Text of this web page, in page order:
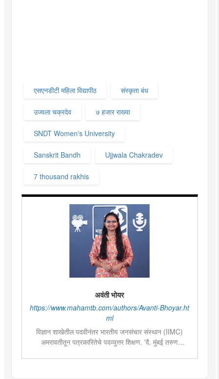
एसएनडीटी महिला विद्यापीठ संस्कृता बंध
उज्वला चक्रदेव ७ हजार राख्या
SNDT Women's University
Sanskrit Bandh Ujjwala Chakradev
7 thousand rakhis
अवंती भोयर
https://www.mahamtb.com/authors/Avanti-Bhoyar.ht
ml
विज्ञान शाखेतील पदवीनंतर भारतीय जनसंचार संस्थान (IIMC)
अमरावतीतून पत्रकारितेचे पदव्युत्तर शिक्षण. 'दै. मुंबई तरुण
राजकारण या विषयात विशेष रस. हस्तकला, संगीत आणि कविता